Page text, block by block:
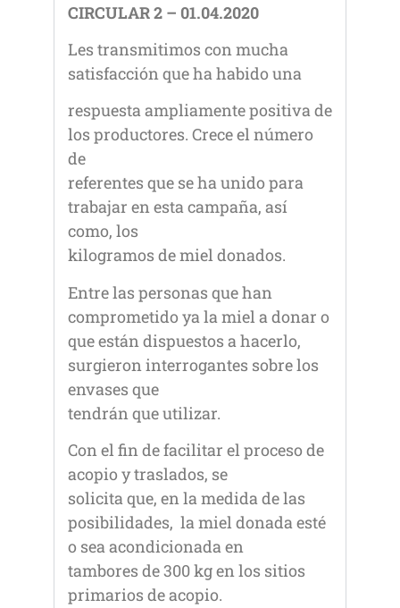
CIRCULAR 2 – 01.04.2020
Les transmitimos con mucha
satisfacción que ha habido una
respuesta ampliamente positiva de
los productores. Crece el número
de
referentes que se ha unido para
trabajar en esta campaña, así
como, los
kilogramos de miel donados.
Entre las personas que han
comprometido ya la miel a donar o
que están dispuestos a hacerlo,
surgieron interrogantes sobre los
envases que
tendrán que utilizar.
Con el fin de facilitar el proceso de
acopio y traslados, se
solicita que, en la medida de las
posibilidades, la miel donada esté
o sea acondicionada en
tambores de 300 kg en los sitios
primarios de acopio.